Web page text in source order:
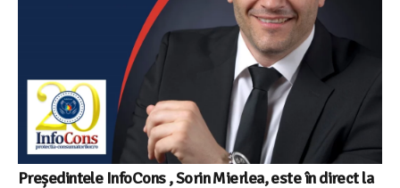
Președintele InfoCons , Sorin Mierlea, este în direct la